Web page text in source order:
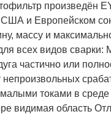
произведён
США и Европейском
массу и
всех видов сварки:
частично или
непроизвольных
токами в среде
видимая область